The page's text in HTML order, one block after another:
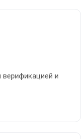
верификацией и